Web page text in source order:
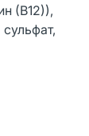
(В12)),